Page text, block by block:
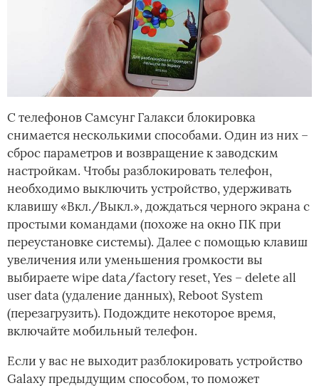
С телефонов Самсунг Галакси блокировка
снимается несколькими способами. Один из них –
сброс параметров и возвращение к заводским
настройкам. Чтобы разблокировать телефон,
необходимо выключить устройство, удерживать
клавишу «Вкл./Выкл.», дождаться черного экрана с
простыми командами (похоже на окно ПК при
переустановке системы). Далее с помощью клавиш
увеличения или уменьшения громкости вы
выбираете wipe data/factory reset, Yes – delete all
user data (удаление данных), Reboot System
(перезагрузить). Подождите некоторое время,
включайте мобильный телефон.
Если у вас не выходит разблокировать устройство
Galaxy предыдущим способом, то поможет